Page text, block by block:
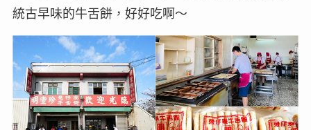
統古早味的牛舌餅，好好吃啊～